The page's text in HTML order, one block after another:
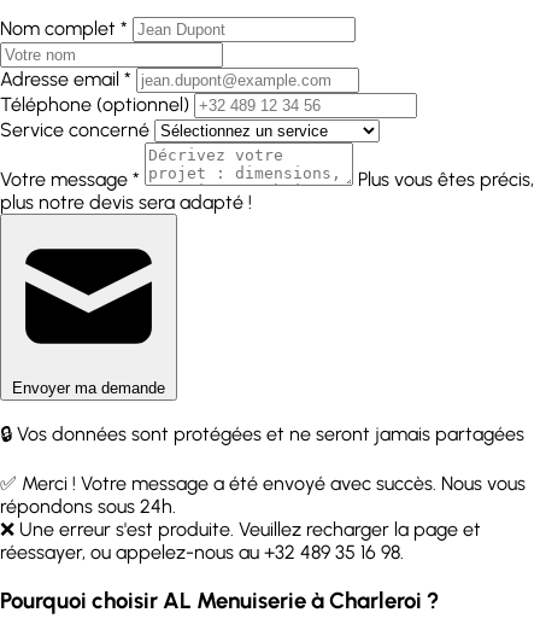
Nom complet *
Adresse email *
Téléphone (optionnel)
Service concerné
Votre message *
Plus vous êtes précis,
plus notre devis sera adapté !
Envoyer ma demande
🔒 Vos données sont protégées et ne seront jamais partagées
✅ Merci ! Votre message a été envoyé avec succès. Nous vous
répondons sous 24h.
❌ Une erreur s'est produite. Veuillez recharger la page et
réessayer, ou appelez-nous au +32 489 35 16 98.
Pourquoi choisir AL Menuiserie à Charleroi ?